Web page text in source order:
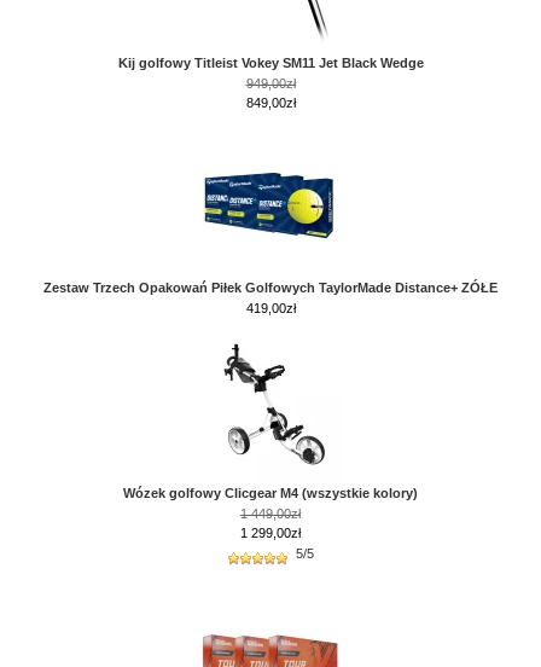
Kij golfowy Titleist Vokey SM11 Jet Black Wedge
949,00zł
849,00zł
Zestaw Trzech Opakowań Piłek Golfowych TaylorMade Distance+ ZÓŁE
419,00zł
Wózek golfowy Clicgear M4 (wszystkie kolory)
1 449,00zł
1 299,00zł
5/5